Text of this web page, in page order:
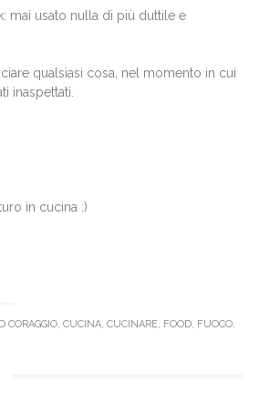
mai usato nulla di più duttile e
qualsiasi cosa, nel momento in cui
inaspettati.
in cucina :)
CORAGGIO, CUCINA, CUCINARE, FOOD, FUOCO.